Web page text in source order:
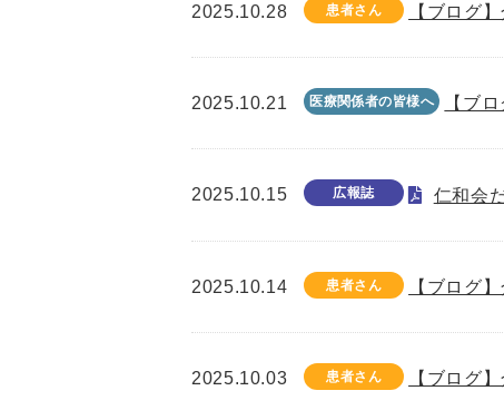
2025.10.28 患者さん 【ブログ
2025.10.21 医療関係者の皆様へ 【ブ
2025.10.15 広報誌 仁和会
2025.10.14 患者さん 【ブログ
2025.10.03 患者さん 【ブログ